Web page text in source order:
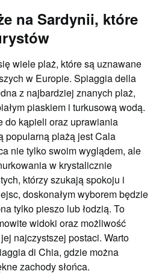
na Sardynii, które
wiele plaż, które są uznawane
w Europie. Spiaggia della
z najbardziej znanych plaż,
piaskiem i turkusową wodą.
do kąpieli oraz uprawiania
popularną plażą jest Cala
nie tylko swoim wyglądem, ale
w krystalicznie
którzy szukają spokoju i
doskonałym wyborem będzie
tylko pieszo lub łodzią. To
widoki oraz możliwość
najczystszej postaci. Warto
di Chia, gdzie można
zachody słońca.